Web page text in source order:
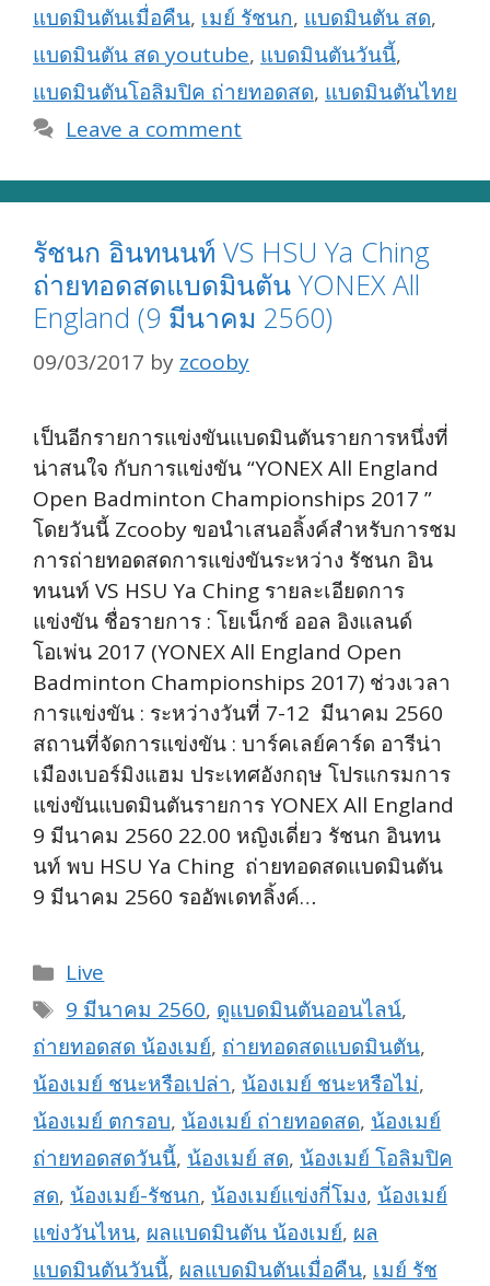
แบดมินตันเมื่อคืน, เมย์ รัชนก, แบดมินตัน สด,
แบดมินตัน สด youtube, แบดมินตันวันนี้,
แบดมินตันโอลิมปิค ถ่ายทอดสด, แบดมินตันไทย
Leave a comment
รัชนก อินทนนท์ VS HSU Ya Ching
ถ่ายทอดสดแบดมินตัน YONEX All
England (9 มีนาคม 2560)
09/03/2017 by zcooby
เป็นอีกรายการแข่งขันแบดมินตันรายการหนึ่งที่
น่าสนใจ กับการแข่งขัน “YONEX All England
Open Badminton Championships 2017 ”
โดยวันนี้ Zcooby ขอนำเสนอลิ้งค์สำหรับการชม
การถ่ายทอดสดการแข่งขันระหว่าง รัชนก อิน
ทนนท์ VS HSU Ya Ching รายละเอียดการ
แข่งขัน ชื่อรายการ : โยเน็กซ์ ออล อิงแลนด์
โอเพ่น 2017 (YONEX All England Open
Badminton Championships 2017) ช่วงเวลา
การแข่งขัน : ระหว่างวันที่ 7-12 มีนาคม 2560
สถานที่จัดการแข่งขัน : บาร์คเลย์คาร์ด อารีน่า
เมืองเบอร์มิงแฮม ประเทศอังกฤษ โปรแกรมการ
แข่งขันแบดมินตันรายการ YONEX All England
9 มีนาคม 2560 22.00 หญิงเดี่ยว รัชนก อินทน
นท์ พบ HSU Ya Ching ถ่ายทอดสดแบดมินตัน
9 มีนาคม 2560 รออัพเดทลิ้งค์…
Categories
Live
Tags
9 มีนาคม 2560, ดูแบดมินตันออนไลน์,
ถ่ายทอดสด น้องเมย์, ถ่ายทอดสดแบดมินตัน,
น้องเมย์ ชนะหรือเปล่า, น้องเมย์ ชนะหรือไม่,
น้องเมย์ ตกรอบ, น้องเมย์ ถ่ายทอดสด, น้องเมย์
ถ่ายทอดสดวันนี้, น้องเมย์ สด, น้องเมย์ โอลิมปิค
สด, น้องเมย์-รัชนก, น้องเมย์แข่งกี่โมง, น้องเมย์
แข่งวันไหน, ผลแบดมินตัน น้องเมย์, ผล
แบดมินตันวันนี้, ผลแบดมินตันเมื่อคืน, เมย์ รัช